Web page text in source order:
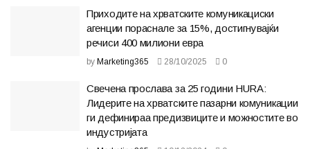
Приходите на хрватските комуникациски
агенции пораснале за 15%, достигнувајќи
речиси 400 милиони евра
by Marketing365 28/10/2025 0
Свечена прослава за 25 години HURA:
Лидерите на хрватските пазарни комуникации
ги дефинираа предизвиците и можностите во
индустријата